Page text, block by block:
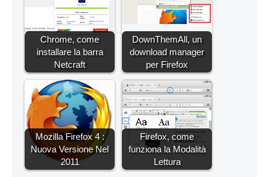
Chrome, come
installare la barra
Netcraft
DownThemAll, un
download manager
per Firefox
Mozilla Firefox 4 :
Nuova Versione Nel
2011
Firefox, come
funziona la Modalità
Lettura